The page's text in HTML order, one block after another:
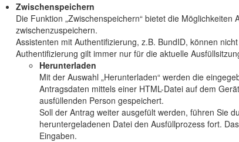
Zwischenspeichern
Die Funktion „Zwischenspeichern“ bietet die Möglichkeiten
zwischenzuspeichern.
Assistenten mit Authentifizierung, z.B. BundID, können
Authentifizierung gilt immer nur für die aktuelle
Herunterladen
Mit der Auswahl „Herunterladen“ werden die
Antragsdaten mittels einer HTML-Datei auf dem
ausfüllenden Person gespeichert.
Soll der Antrag weiter ausgefült werden, führen Sie
heruntergeladenen Datei den Ausfüllprozess fort.
Eingaben.